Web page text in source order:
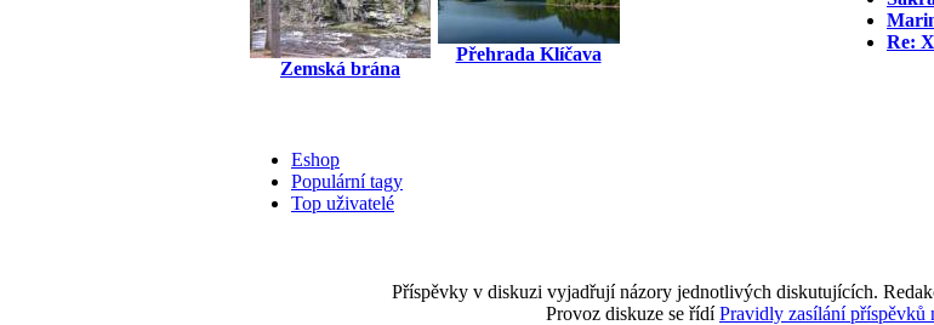
Zemská brána
Přehrada Klíčava
Re:
Eshop
Populární tagy
Top uživatelé
Příspěvky v diskuzi vyjadřují názory jednotlivých diskutujících.
Provoz diskuze se řídíPravidly zasílání příspěvků